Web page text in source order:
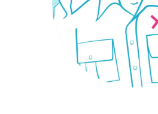
¿Necesitas un